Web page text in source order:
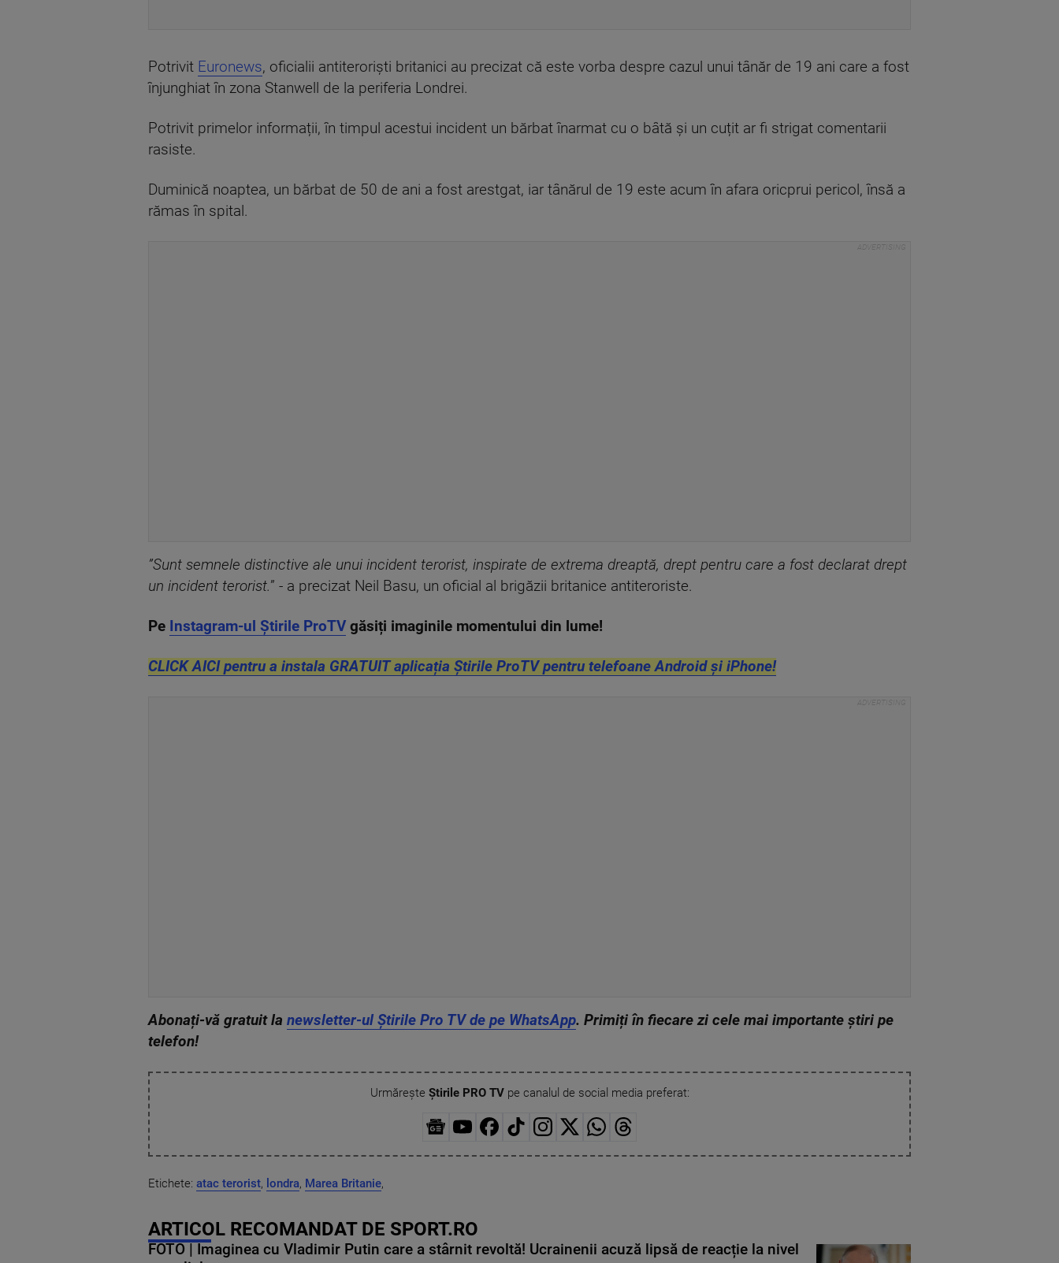
Potrivit Euronews, oficialii antiteroriști britanici au precizat că este vorba despre cazul unui tânăr de 19 ani care a fost
înjunghiat în zona Stanwell de la periferia Londrei.
Potrivit primelor informații, în timpul acestui incident un bărbat înarmat cu o bâtă și un cuțit ar fi strigat comentarii
rasiste.
Duminică noaptea, un bărbat de 50 de ani a fost arestgat, iar tânărul de 19 este acum în afara oricprui pericol, însă a
rămas în spital.
”Sunt semnele distinctive ale unui incident terorist, inspirate de extrema dreaptă, drept pentru care a fost declarat drept
un incident terorist.” - a precizat Neil Basu, un oficial al brigăzii britanice antiteroriste.
Pe Instagram-ul Știrile ProTV găsiți imaginile momentului din lume!
CLICK AICI pentru a instala GRATUIT aplicația Știrile ProTV pentru telefoane Android și iPhone!
Abonați-vă gratuit la newsletter-ul Știrile Pro TV de pe WhatsApp. Primiți în fiecare zi cele mai importante știri pe
telefon!
Urmărește Știrile PRO TVpe canalul de social media preferat:
Etichete: atac terorist, londra, Marea Britanie,
ARTICOL RECOMANDAT DE SPORT.RO
FOTO | Imaginea cu Vladimir Putin care a stârnit revoltă! Ucrainenii acuză lipsă de reacție la nivel